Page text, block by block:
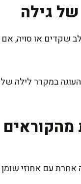
גילה
או סויה, אם
במקרר לילה
מהקוראים
עם אחוזי שומן